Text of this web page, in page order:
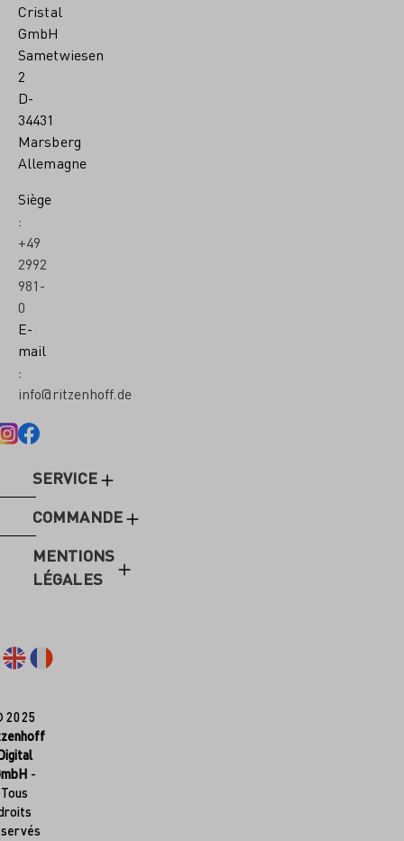
Cristal
GmbH
Sametwiesen
2
D-
34431
Marsberg
Allemagne
Siège
:
+49
2992
981-
0
E-
mail
:
info@ritzenhoff.de
SERVICE
COMMANDE
MENTIONS
LÉGALES
2025
-
Tous